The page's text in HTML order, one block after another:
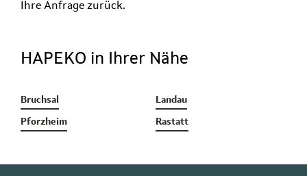
Ihre Anfrage zurück.
HAPEKO in Ihrer Nähe
Bruchsal Landau
Pforzheim Rastatt